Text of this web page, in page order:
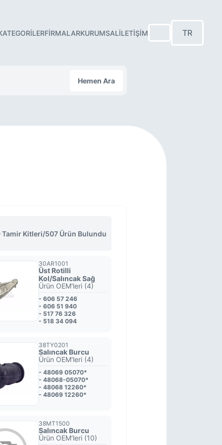
FIRMALARKURUMSALİLETIŞIM TR
Hemen Ara
Tamir Kitleri/507 Ürün Bulundu
30AR1001
Üst Rotilli
Kol/Salıncak Sağ
Ürün OEM'leri (4)
- 606 57 246
- 606 51 940
- 517 76 326
- 518 34 094
38TY0201
Salıncak Burcu
Ürün OEM'leri (4)
- 48069 05070*
- 48068-05070*
- 48068 12260*
- 48069 12260*
38MT1500
Salıncak Burcu
Ürün OEM'leri (10)